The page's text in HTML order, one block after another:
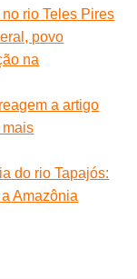
rio Teles Pires
povo
na
a artigo
do rio Tapajós:
Amazônia